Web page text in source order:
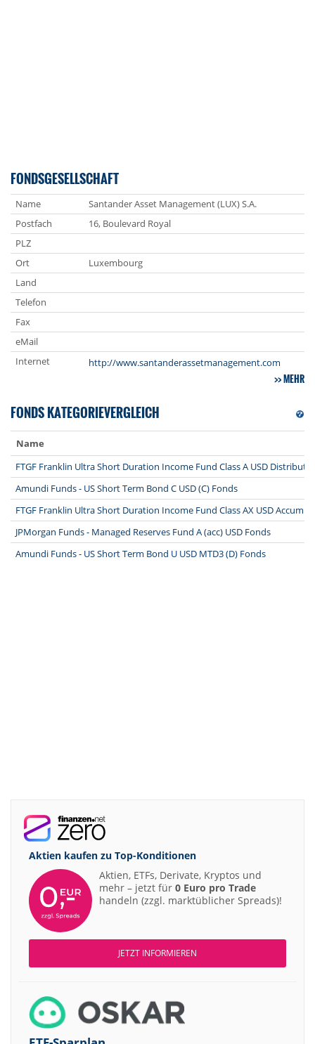
FONDSGESELLSCHAFT
Name
Santander Asset Management (LUX) S.A.
Postfach
16, Boulevard Royal
PLZ
Ort
Luxembourg
Land
Telefon
Fax
eMail
Internet
http://www.santanderassetmanagement.com
MEHR
FONDS KATEGORIEVERGLEICH
Name
FTGF Franklin Ultra Short Duration Income Fund Class A USD
Amundi Funds - US Short Term Bond C USD (C) Fonds
FTGF Franklin Ultra Short Duration Income Fund Class AX USD
JPMorgan Funds - Managed Reserves Fund A (acc) USD Fonds
Amundi Funds - US Short Term Bond U USD MTD3 (D) Fonds
Aktien kaufen zu Top-Konditionen
Aktien, ETFs, Derivate, Kryptos und
mehr – jetzt für 0 Euro pro Trade
handeln (zzgl. marktüblicher Spreads)!
JETZT INFORMIEREN